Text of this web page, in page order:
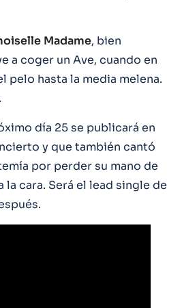
Madame, bien
a coger un Ave, cuando en
pelo hasta la media melena.
día 25 se publicará en
y que también cantó
por perder su mano de
la cara. Será el lead single de